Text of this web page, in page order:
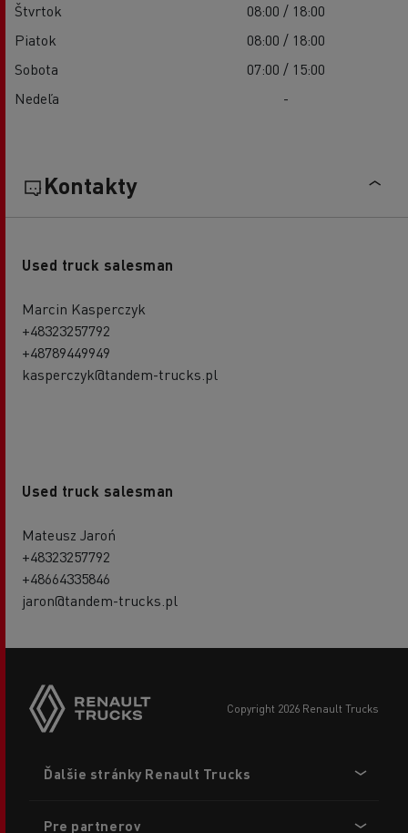
Štvrtok
08:00 / 18:00
Piatok
08:00 / 18:00
Sobota
07:00 / 15:00
Nedeľa
-
Kontakty
Used truck salesman
Marcin Kasperczyk
+48323257792
+48789449949
kasperczyk@tandem-trucks.pl
Used truck salesman
Mateusz Jaroń
+48323257792
+48664335846
jaron@tandem-trucks.pl
copyright 2026 Renault Trucks
menu
Ďalšie stránky Renault Trucks
Pre partnerov